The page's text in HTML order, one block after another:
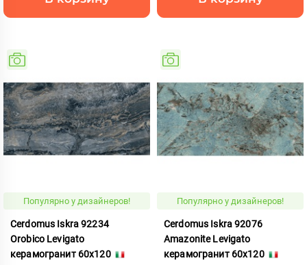
Популярно у дизайнеров!
Cerdomus Iskra 92234
Orobico Levigato
керамогранит 60x120
Популярно у дизайнеров!
Cerdomus Iskra 92076
Amazonite Levigato
керамогранит 60x120